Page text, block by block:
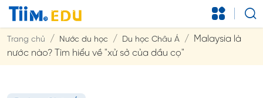
Trang chủ Nước du học Du học Châu Á
Malaysia là
nước nào? Tìm hiểu về "xử sở của dầu cọ"